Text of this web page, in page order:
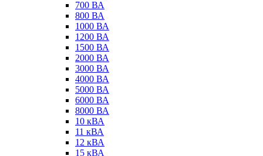
700 ВА
800 ВА
1000 ВА
1200 ВА
1500 ВА
2000 ВА
3000 ВА
4000 ВА
5000 ВА
6000 ВА
8000 ВА
10 кВА
11 кВА
12 кВА
15 кВА